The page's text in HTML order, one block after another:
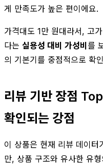
게 만족도가 높은 편이에요.
가격대도 1만 원대라서, 고
다는 실용성 대비 가성비를
의 기본기를 중점적으로 확
리뷰 기반 장점
확인되는 강점
이 상품은 현재 리뷰 데이터
만, 상품 구조와 유사한 유